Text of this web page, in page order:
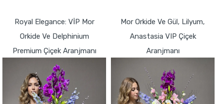
Royal Elegance: VİP Mor
Orkide Ve Delphinium
Premium Çiçek Aranjmanı
Mor Orkide Ve Gül, Lilyum,
Anastasia VIP Çiçek
Aranjmanı